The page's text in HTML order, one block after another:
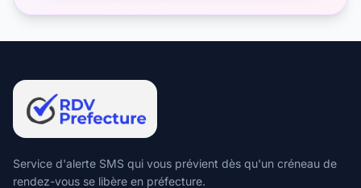
Service d'alerte SMS qui vous prévient dès qu'un créneau de
rendez-vous se libère en préfecture.